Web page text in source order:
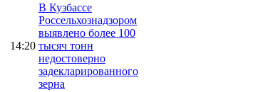
14:20
В Кузбассе
Россельхознадзором
выявлено более 100
тысяч тонн
недостоверно
задекларированного
зерна